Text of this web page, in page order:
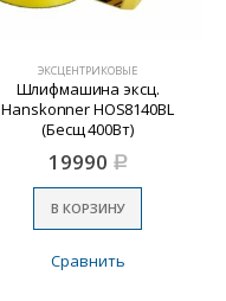
ЭКСЦЕНТРИКОВЫЕ
Шлифмашина эксц.
Hanskonner HOS8140BL
(Бесщ 400Вт)
19990 Р
В КОРЗИНУ
Сравнить